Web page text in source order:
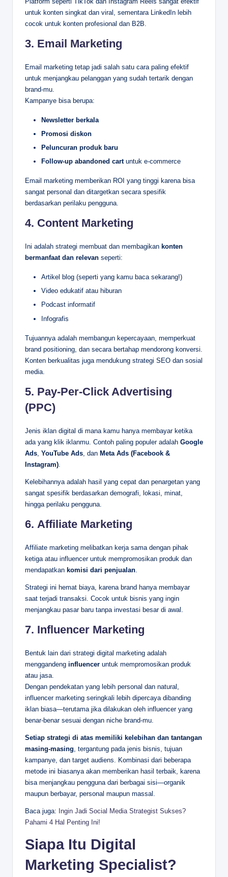
untuk konten singkat dan viral, sementara LinkedIn lebih
cocok untuk konten profesional dan B2B.
3. Email Marketing
Email marketing tetap jadi salah satu cara paling efektif
untuk menjangkau pelanggan yang sudah tertarik dengan
brand-mu.
Kampanye bisa berupa:
Newsletter berkala
Promosi diskon
Peluncuran produk baru
Follow-up abandoned cartuntuk e-commerce
Email marketing memberikan ROI yang tinggi karena bisa
sangat personal dan ditargetkan secara spesifik
berdasarkan perilaku pengguna.
4. Content Marketing
Ini adalah strategi membuat dan membagikan konten
bermanfaat dan relevan seperti:
Artikel blog (seperti yang kamu baca sekarang!)
Video edukatif atau hiburan
Podcast informatif
Infografis
Tujuannya adalah membangun kepercayaan, memperkuat
brand positioning, dan secara bertahap mendorong konversi.
Konten berkualitas juga mendukung strategi SEO dan sosial
media.
5. Pay-Per-Click Advertising
(PPC)
Jenis iklan digital di mana kamu hanya membayar ketika
ada yang klik iklanmu. Contoh paling populer adalah Google
Ads YouTube Ads , dan Meta Ads (Facebook &
Instagram)
Kelebihannya adalah hasil yang cepat dan penargetan yang
sangat spesifik berdasarkan demografi, lokasi, minat,
hingga perilaku pengguna.
6. Affiliate Marketing
Affiliate marketing melibatkan kerja sama dengan pihak
ketiga atau influencer untuk mempromosikan produk dan
mendapatkan komisi dari penjualan
Strategi ini hemat biaya, karena brand hanya membayar
saat terjadi transaksi. Cocok untuk bisnis yang ingin
menjangkau pasar baru tanpa investasi besar di awal.
7. Influencer Marketing
Bentuk lain dari strategi digital marketing adalah
menggandeng influencer untuk mempromosikan produk
atau jasa.
Dengan pendekatan yang lebih personal dan natural,
influencer marketing seringkali lebih dipercaya dibanding
iklan biasa—terutama jika dilakukan oleh influencer yang
benar-benar sesuai dengan niche brand-mu.
Setiap strategi di atas memiliki kelebihan dan tantangan
masing-masing , tergantung pada jenis bisnis, tujuan
kampanye, dan target audiens. Kombinasi dari beberapa
metode ini biasanya akan memberikan hasil terbaik, karena
bisa menjangkau pengguna dari berbagai sisi—organik
maupun berbayar, personal maupun massal.
Baca juga: Ingin Jadi Social Media Strategist Sukses?
Pahami 4 Hal Penting Ini!
Siapa Itu Digital
Marketing Specialist?